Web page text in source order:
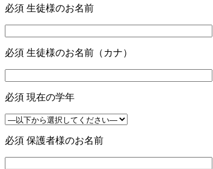
必須 生徒様のお名前
必須 生徒様のお名前（カナ）
必須 現在の学年
必須 保護者様のお名前